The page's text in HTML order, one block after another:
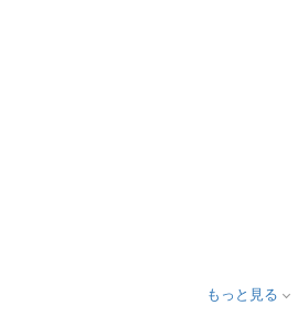
もっと見る